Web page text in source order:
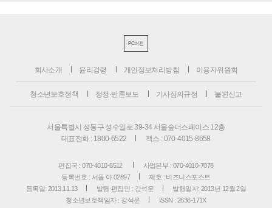
PC버전
회사소개 윤리강령 개인정보처리방침 이용자위원회
청소년보호정책 정정·반론보도 기사심의규정 불편신고
서울특별시 성동구 성수일로 39-34 서울숲더스페이스 12층
대표전화 : 1800-6522
팩스 : 070-4015-8658
편집국 : 070-4010-8512
사업본부 : 070-4010-7078
등록번호 : 서울 아 02897
제호 : 비즈니스포스트
등록일: 2013.11.13
발행·편집인 : 강석운
발행일자: 2013년 12월 2일
청소년보호책임자 : 강석운
ISSN : 2636-171X